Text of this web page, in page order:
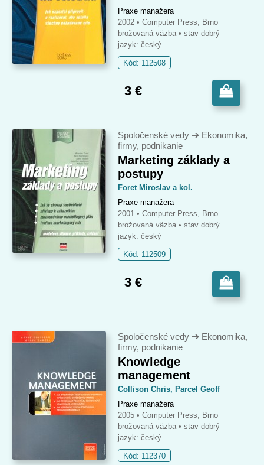
Praxe manažera
2002 • Computer Press, Brno
brožovaná väzba • stav dobrý
jazyk: český
Kód: 112508
3 €
Spoločenské vedy ➔ Ekonomika,
firmy, podnikanie
Marketing základy a
postupy
Foret Miroslav a kol.
Praxe manažera
2001 • Computer Press, Brno
brožovaná väzba • stav dobrý
jazyk: český
Kód: 112509
3 €
Spoločenské vedy ➔ Ekonomika,
firmy, podnikanie
Knowledge
management
Collison Chris, Parcel Geoff
Praxe manažera
2005 • Computer Press, Brno
brožovaná väzba • stav dobrý
jazyk: český
Kód: 112370